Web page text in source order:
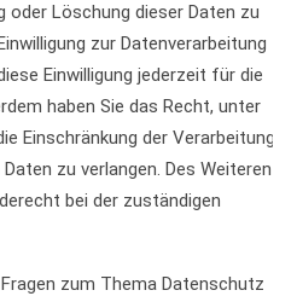
oder Löschung dieser Daten zu
zur Datenverarbeitung
Einwilligung jederzeit für die
haben Sie das Recht, unter
Einschränkung der Verarbeitung
zu verlangen. Des Weiteren
bei der zuständigen
zum Thema Datenschutz